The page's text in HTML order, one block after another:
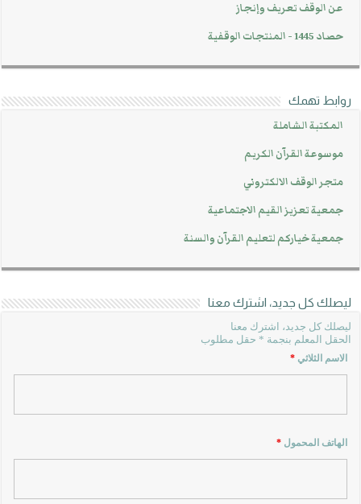
عن الوقف تعريف وإنجاز
حصاد 1445 - المنتجات الوقفية
روابط تهمك
المكتبة الشاملة
موسوعة القرآن الكريم
متجر الوقف الالكتروني
جمعية تعزيز القيم الاجتماعية
جمعية خياركم لتعليم القرآن والسنة
ليصلك كل جديد، اشترك معنا
ليصلك كل جديد، اشترك معنا
الحقل المعلم بنجمة * حقل مطلوب
الاسم الثلاثي*
الهاتف المحمول*